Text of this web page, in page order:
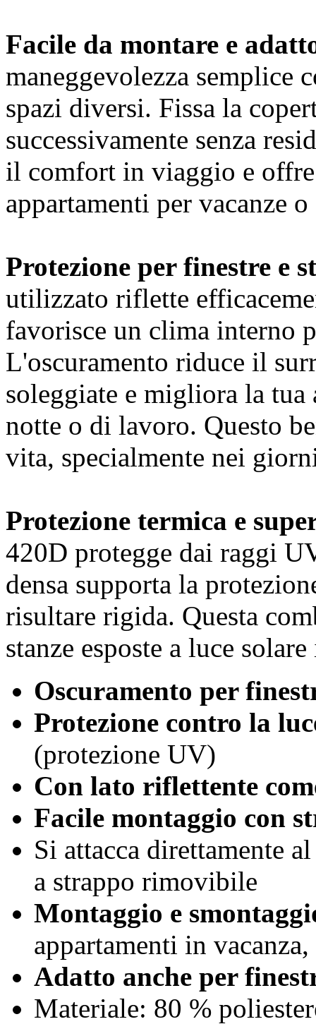
Facile da montare e
maneggevolezza semplice
spazi diversi. Fissa la
successivamente senza
il comfort in viaggio e
appartamenti per vacanze
Protezione per finestre e
utilizzato riflette
favorisce un clima interno
L'oscuramento riduce il
soleggiate e migliora la tua
notte o di lavoro. Questo
vita, specialmente nei
Protezione termica e
420D protegge dai raggi
densa supporta la
risultare rigida. Questa
stanze esposte a luce
Oscuramento per
Protezione contro la
(protezione UV)
Con lato riflettente
Facile montaggio con
Si attacca direttamente
a strappo rimovibile
Montaggio e
appartamenti in vacanza,
Adatto anche per
Materiale: 80 %